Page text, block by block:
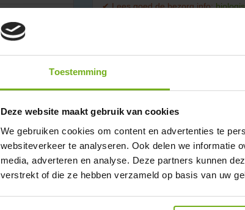
Toestemming
Deze website maakt gebruik van cookies
We gebruiken cookies om content en advertenties te
websiteverkeer te analyseren. Ook delen we informatie
media, adverteren en analyse. Deze partners kunnen
verstrekt of die ze hebben verzameld op basis van uw
✔ Lees goed de bezorg info:
Omschrijving Beoordelingen
Ontdek ons